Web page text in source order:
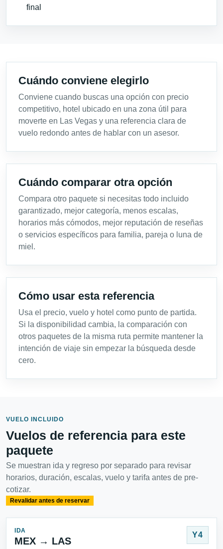
final
Cuándo conviene elegirlo
Conviene cuando buscas una opción con precio
competitivo, hotel ubicado en una zona útil para
moverte en Las Vegas y una referencia clara de
vuelo redondo antes de hablar con un asesor.
Cuándo comparar otra opción
Compara otro paquete si necesitas todo incluido
garantizado, mejor categoría, menos escalas,
horarios más cómodos, mejor reputación de reseñas
o servicios específicos para familia, pareja o luna de
miel.
Cómo usar esta referencia
Usa el precio, vuelo y hotel como punto de partida.
Si la disponibilidad cambia, la comparación con
otros paquetes de la misma ruta permite mantener la
intención de viaje sin empezar la búsqueda desde
cero.
VUELO INCLUIDO
Vuelos de referencia para este
paquete
Se muestran ida y regreso por separado para revisar
horarios, duración, escalas, vuelo y tarifa antes de pre-
cotizar.
Revalidar antes de reservar
IDA
MEX → LAS
Y4